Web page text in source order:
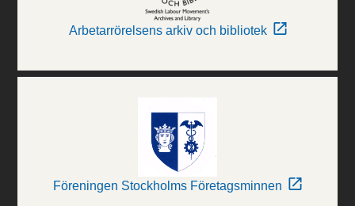
Arbetarrörelsens arkiv och bibliotek
Föreningen Stockholms Företagsminnen